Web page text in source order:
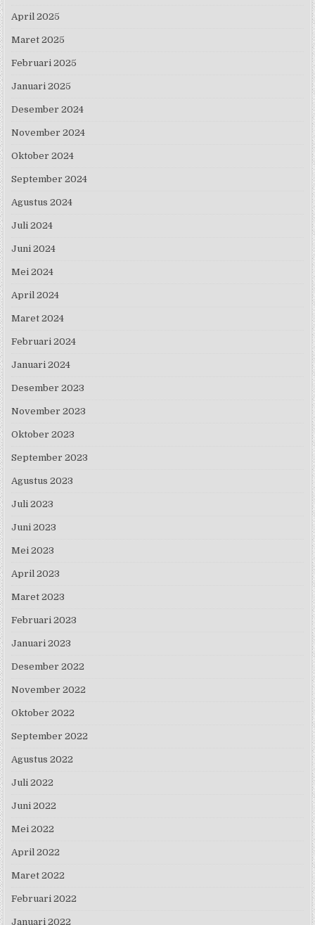
April 2025
Maret 2025
Februari 2025
Januari 2025
Desember 2024
November 2024
Oktober 2024
September 2024
Agustus 2024
Juli 2024
Juni 2024
Mei 2024
April 2024
Maret 2024
Februari 2024
Januari 2024
Desember 2023
November 2023
Oktober 2023
September 2023
Agustus 2023
Juli 2023
Juni 2023
Mei 2023
April 2023
Maret 2023
Februari 2023
Januari 2023
Desember 2022
November 2022
Oktober 2022
September 2022
Agustus 2022
Juli 2022
Juni 2022
Mei 2022
April 2022
Maret 2022
Februari 2022
Januari 2022